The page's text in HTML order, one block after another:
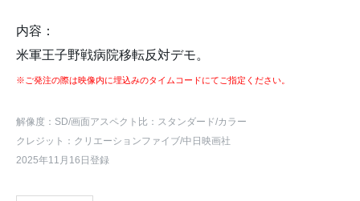
内容：
米軍王子野戦病院移転反対デモ。
※ご発注の際は映像内に埋込みのタイムコードにてご指定ください。
解像度：SD/画面アスペクト比：スタンダード/カラー
クレジット：クリエーションファイブ/中日映画社
2025年11月16日登録